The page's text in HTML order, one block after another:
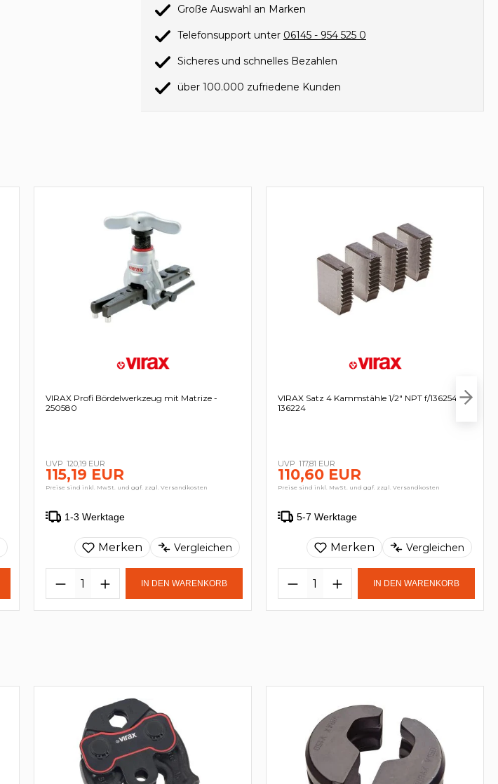
Große Auswahl an Marken
Telefonsupport unter 06145 - 954 525 0
Sicheres und schnelles Bezahlen
über 100.000 zufriedene Kunden
VIRAX Profi Bördelwerkzeug mit Matrize -
250580
120,19 EUR
115,19 EUR
Preise sind inkl. MwSt. und ggf. zzgl. Versandkosten
1-3 Werktage
Merken Vergleichen
IN DEN WARENKORB
VIRAX Satz 4 Kammstähle 1/2" NPT f/136254 -
136224
117,81 EUR
110,60 EUR
Preise sind inkl. MwSt. und ggf. zzgl. Versandkosten
5-7 Werktage
Merken Vergleichen
IN DEN WARENKORB